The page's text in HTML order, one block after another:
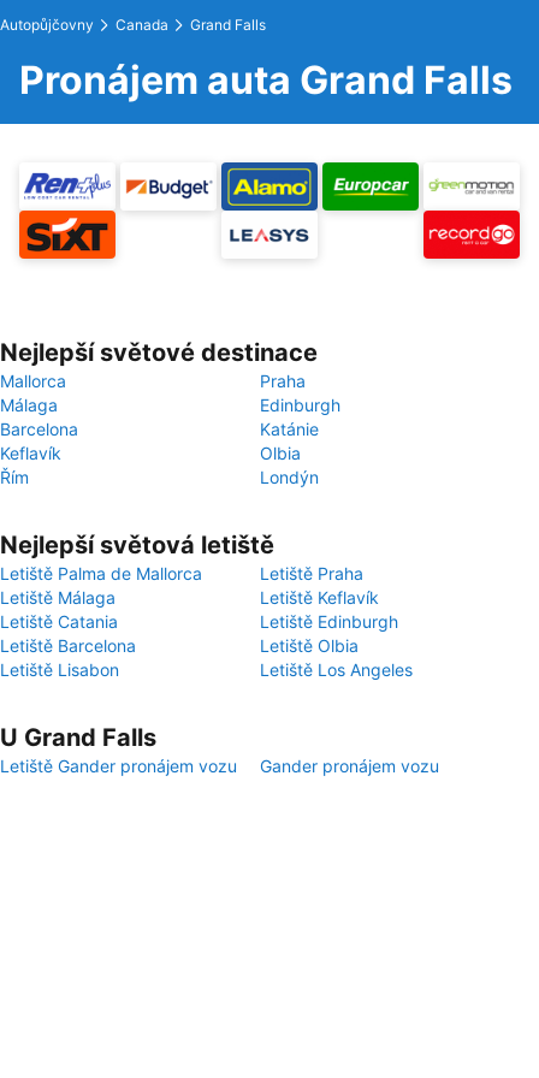
Autopůjčovny Canada Grand Falls
Pronájem auta Grand Falls
Nejlepší světové destinace
Mallorca
Praha
Málaga
Edinburgh
Barcelona
Katánie
Keflavík
Olbia
Řím
Londýn
Nejlepší světová letiště
Letiště Palma de Mallorca
Letiště Praha
Letiště Málaga
Letiště Keflavík
Letiště Catania
Letiště Edinburgh
Letiště Barcelona
Letiště Olbia
Letiště Lisabon
Letiště Los Angeles
U Grand Falls
Letiště Gander pronájem vozu Gander pronájem vozu